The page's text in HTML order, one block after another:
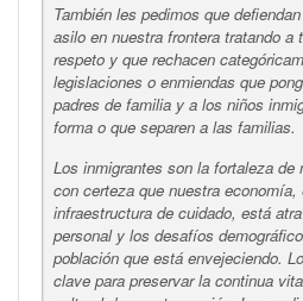
También les pedimos que
asilo en nuestra frontera tratando a
respeto y que rechacen
legislaciones o enmiendas que
padres de familia y a los niños
forma o que separen a las familias.
Los inmigrantes son la fortaleza de
con certeza que nuestra
infraestructura de cuidado, está
personal y los desafíos
población que está envejeciendo.
clave para preservar la continua